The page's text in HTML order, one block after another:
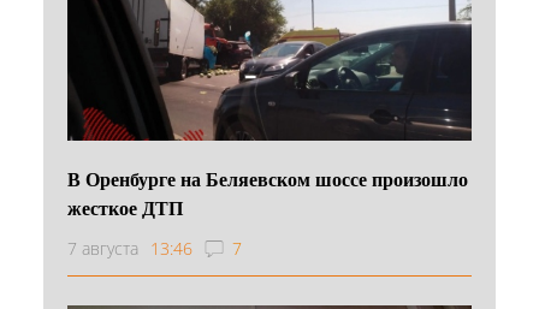
В Оренбурге на Беляевском шоссе произошло
жесткое ДТП
7 августа 13:46 7